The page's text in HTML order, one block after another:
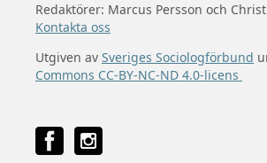
Redaktörer: Marcus Persson och
Kontakta oss
Utgiven av Sveriges Sociologförbund
Commons CC-BY-NC-ND 4.0-licens